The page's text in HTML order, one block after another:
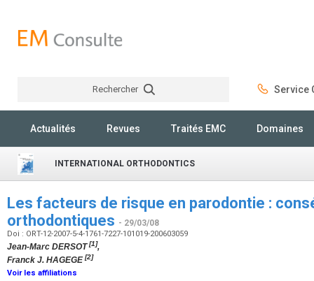
Rechercher Service
Actualités Revues Traités EMC Domaines
INTERNATIONAL ORTHODONTICS
Les facteurs de risque en parodontie :
orthodontiques - 29/03/08
Doi : ORT-12-2007-5-4-1761-7227-101019-200603059
Jean-Marc DERSOT[1],
Franck J. HAGEGE[2]
Voir les affiliations